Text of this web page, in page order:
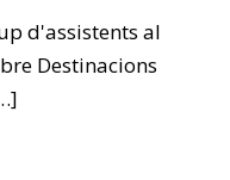
d'assistents al
Destinacions